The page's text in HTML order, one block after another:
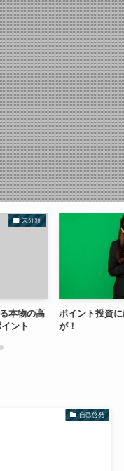
未分類
本物の高
ント
ポイント投資に
が！
自己啓発